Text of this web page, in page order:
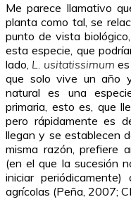
Me parece llamativo
planta como tal, se
punto de vista
esta especie, que
lado, L. usitatissimum
que solo vive un año
natural es una
primaria, esto es, que
pero rápidamente es
llegan y se establecen
misma razón, prefiere
(en el que la sucesión
iniciar
agrícolas (Peña, 2007;